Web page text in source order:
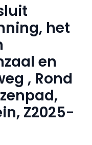
het
en
, Rond
Z2025-